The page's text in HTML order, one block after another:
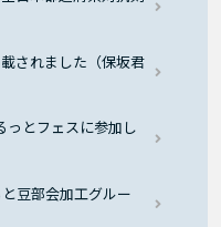
されました（保坂君
っとフェスに参加し
豆部会加工グルー